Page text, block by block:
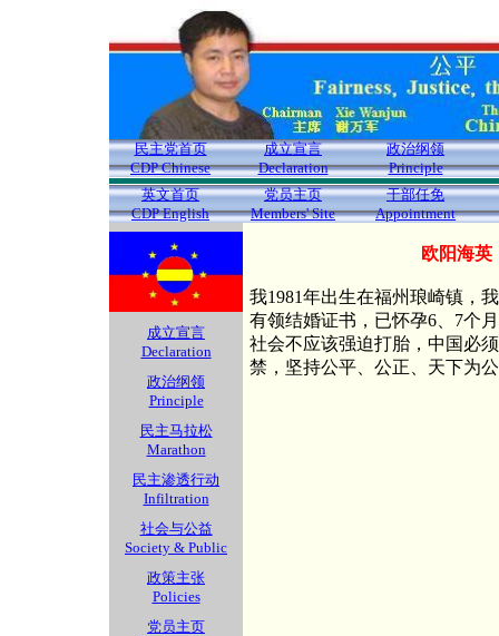
民主党首页
CDP Chinese
成立宣言
Declaration
政治纲领
Principle
英文首页
CDP English
党员主页
Members' Site
干部任免
Appointment
成立宣言
Declaration
政治纲领
Principle
民主马拉松
Marathon
民主渗透行动
Infiltration
社会与公益
Society & Public
政策主张
Policies
党员主页
欧阳海英
我1981年出生在福州琅崎镇，
有领结婚证书，已怀孕6、7个
社会不应该强迫打胎，中国必
禁，坚持公平、公正、天下为